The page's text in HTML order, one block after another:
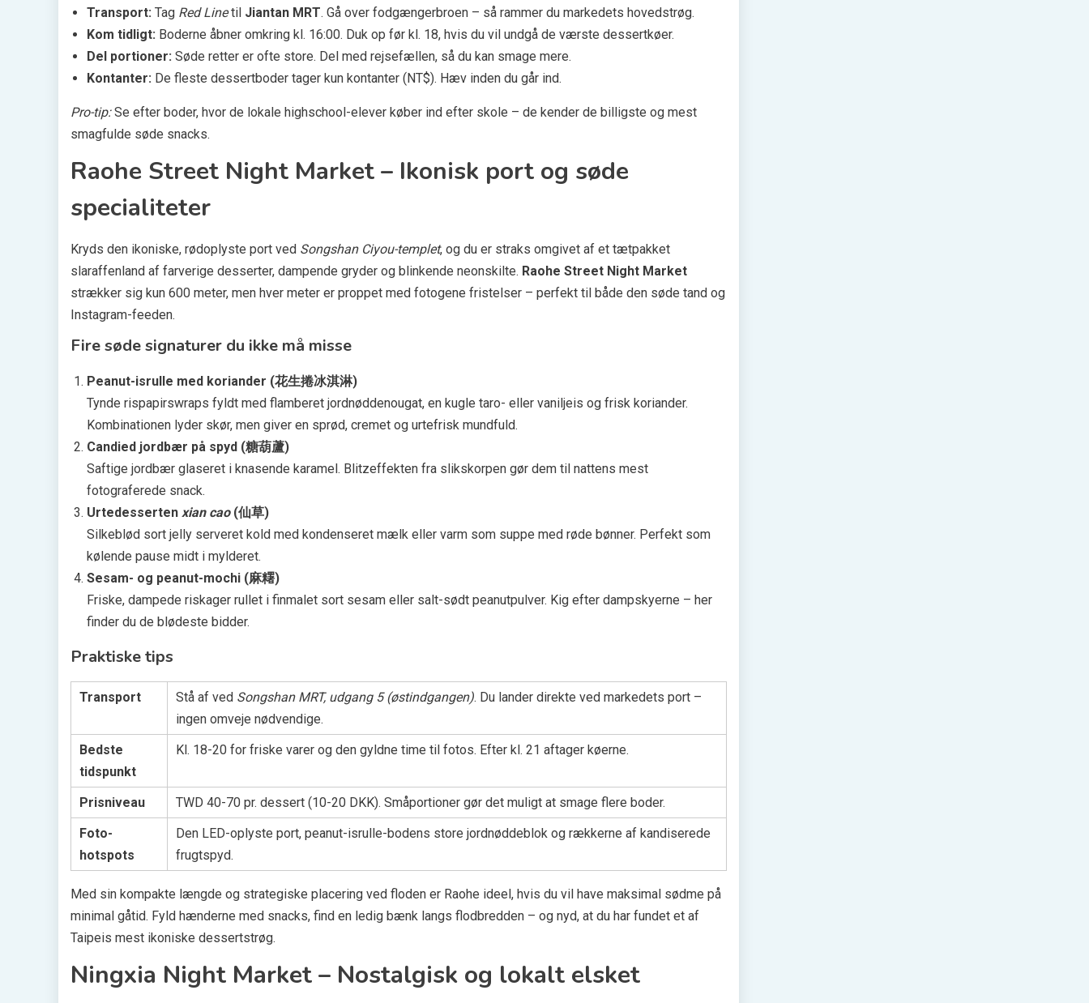
Transport: Tag Red Linetil Jiantan MRT. Gå over fodgængerbroen – så rammer du markedets hovedstrøg.
Kom tidligt: Boderne åbner omkring kl. 16:00. Duk op før kl. 18, hvis du vil undgå de værste dessertkøer.
Del portioner: Søde retter er ofte store. Del med rejsefællen, så du kan smage mere.
Kontanter: De fleste dessertboder tager kun kontanter (NT$). Hæv inden du går ind.
Pro-tip:Se efter boder, hvor de lokale highschool-elever køber ind efter skole – de kender de billigste og mest
smagfulde søde snacks.
Raohe Street Night Market – Ikonisk port og søde
specialiteter
Kryds den ikoniske, rød­oplyste port ved Songshan Ciyou-templet, og du er straks omgivet af et tætpakket
slaraffenland af farverige desserter, dampende gryder og blinkende neonskilte. Raohe Street Night Market
strækker sig kun 600 meter, men hver meter er proppet med fotogene fristelser – perfekt til både den søde tand og
Instagram-feeden.
Fire søde signaturer du ikke må misse
Peanut-isrulle med koriander (花生捲冰淇淋)
Tynde rispapirswraps fyldt med flamberet jordnøddenougat, en kugle taro- eller vaniljeis og frisk koriander.
Kombinationen lyder skør, men giver en sprød, cremet og urtefrisk mundfuld.
Candied jordbær på spyd (糖葫蘆)
Saftige jordbær glaseret i knasende karamel. Blitzeffekten fra slikskorpen gør dem til nattens mest
fotograferede snack.
Urtedesserten xian cao(仙草)
Silkeblød sort jelly serveret kold med kondenseret mælk eller varm som suppe med røde bønner. Perfekt som
kølende pause midt i mylderet.
Sesam- og peanut-mochi (麻糬)
Friske, dampede riskager rullet i finmalet sort sesam eller salt-sødt peanutpulver. Kig efter dampskyerne – her
finder du de blødeste bidder.
Praktiske tips
Transport Stå af ved Songshan MRT, udgang 5 (østindgangen). Du lander direkte ved markedets port –
ingen omveje nødvendige.
Bedste
tidspunkt
Kl. 18-20 for friske varer og den gyldne time til fotos. Efter kl. 21 aftager køerne.
Prisniveau
TWD 40-70 pr. dessert (10-20 DKK). Småportioner gør det muligt at smage flere boder.
Foto-
hotspots
Den LED-oplyste port, peanut-isrulle-bodens store jordnøddeblok og rækkerne af kandiserede
frugtspyd.
Med sin kompakte længde og strategiske placering ved floden er Raohe ideel, hvis du vil have maksimal sødme på
minimal gåtid. Fyld hænderne med snacks, find en ledig bænk langs flodbredden – og nyd, at du har fundet et af
Taipeis mest ikoniske dessertstrøg.
Ningxia Night Market – Nostalgisk og lokalt elsket